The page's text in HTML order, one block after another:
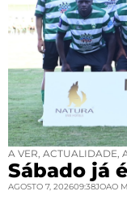
A VER, ACTUALIDADE,
Sábado já
AGOSTO 7, 202609:38JOAO